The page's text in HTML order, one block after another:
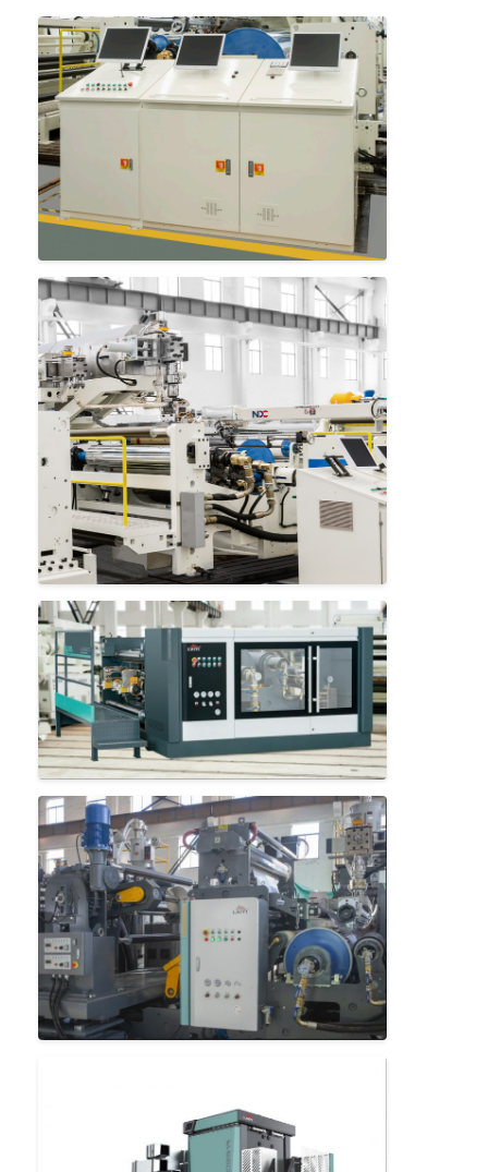
Σπίτι
Προϊόντα
Περίπου εμείς
Γύρος εργοστασίων
Ποιοτικός έλεγχος
Μας ελάτε σε επαφή με
Νέα
Μηχανή ελασματοποίησης επιστρώματος εξώθησης
Μηχανή τοποθέτησης σε στρώματα εξώθησης
μηχανή τοποθέτησης σε στρώματα ταινιών
πλαστική μηχανή ελασματοποίησης
Μηχανή επιστρώματος εξώθησης